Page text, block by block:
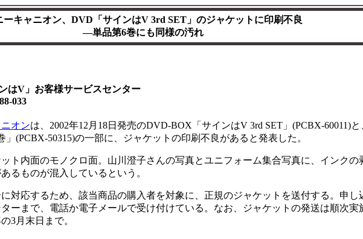
ーキャニオン、DVD「サインはV 3rd SET」のジャケットに印刷不良
―単品第6巻にも同様の汚れ
はV」お客様サービスセンター
033
オンは、2002年12月18日発売のDVD-BOX「サインはV 3rd SET」(PCBX-60011)
(PCBX-50315)の一部に、ジャケットの印刷不良があると発表した。
ト内面のモノクロ面。山川澄子さんの写真とユニフォーム集合写真に、インクの
るものが混入しているという。
対応するため、該当商品の購入者を対象に、正規のジャケットを送付する。申し
ーまで、電話か電子メールで受け付けている。なお、ジャケットの発送は順次実
3月末日まで。